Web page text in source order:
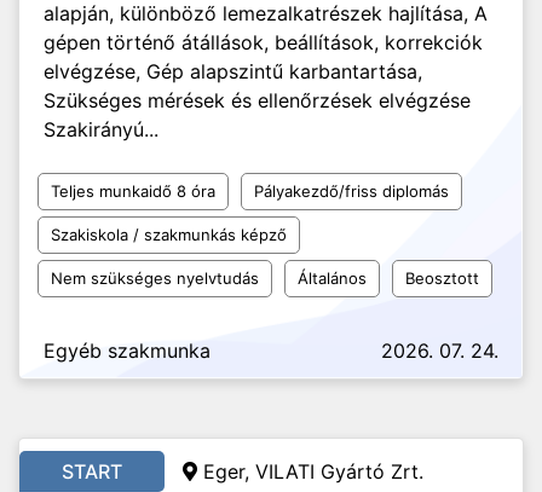
alapján, különböző lemezalkatrészek hajlítása, A
gépen történő átállások, beállítások, korrekciók
elvégzése, Gép alapszintű karbantartása,
Szükséges mérések és ellenőrzések elvégzése
Szakirányú...
Teljes munkaidő 8 óra Pályakezdő/friss diplomás
Szakiskola / szakmunkás képző
Nem szükséges nyelvtudás Általános Beosztott
Egyéb szakmunka 2026. 07. 24.
START Eger, VILATI Gyártó Zrt.